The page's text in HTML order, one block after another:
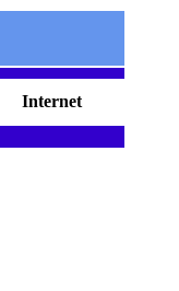
Internet